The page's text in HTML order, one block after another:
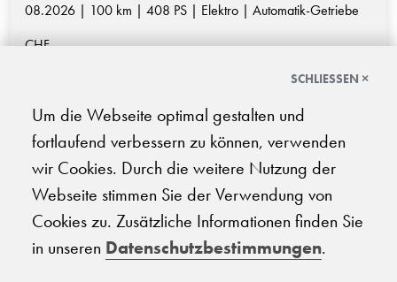
08.2026 | 100 km | 408 PS | Elektro | Automatik-Getriebe
CHF
1 2 3 4 5 6 7 8
SCHLIESSEN ×
Um die Webseite optimal gestalten und
fortlaufend verbessern zu können, verwenden
wir Cookies. Durch die weitere Nutzung der
Webseite stimmen Sie der Verwendung von
Cookies zu. Zusätzliche Informationen finden Sie
in unseren Datenschutzbestimmungen.